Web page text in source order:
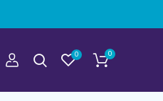
0 0